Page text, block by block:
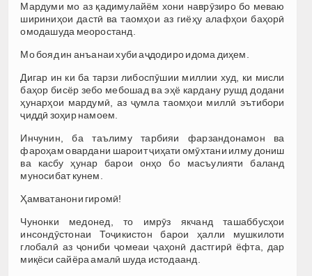
Мардуми мо аз қадимулайём хони наврӯзиро бо меваю
шириниҳои дастӣ ва таомҳои аз гиёҳу алафҳои баҳорӣ
омодашуда меоростанд.
Мо бояд ин анъанаи хуби аҷдодиро идома диҳем.
Дигар ин ки ба тарзи либоспӯшии миллии худ, ки мисли
баҳор бисёр зебо мебошад ва эҳё кардану рушд додани
ҳунарҳои мардумӣ, аз ҷумла таомҳои миллӣ эътибори
ҷиддӣ зоҳир намоем.
Инчунин, ба таълиму тарбияи фарзандонамон ва
фароҳам овардани шароит ҷиҳати омӯхтани илму дониш
ва касбу ҳунар барои онҳо бо масъулияти баланд
муносибат кунем.
Ҳамватанони гиромӣ!
Чунонки медонед, то имрӯз якчанд ташаббусҳои
инсондӯстонаи Тоҷикистон барои ҳалли мушкилоти
глобалӣ аз ҷониби ҷомеаи ҷаҳонӣ дастгирӣ ёфта, дар
миқёси сайёра амалӣ шуда истодаанд.